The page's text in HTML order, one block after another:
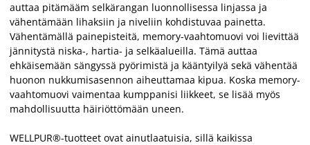
auttaa pitämääm selkärangan luonnollisessa linjassa ja
vähentämään lihaksiin ja niveliin kohdistuvaa painetta.
Vähentämällä painepisteitä, memory-vaahtomuovi voi lievittää
jännitystä niska-, hartia- ja selkäalueilla. Tämä auttaa
ehkäisemään sängyssä pyörimistä ja kääntyilyä sekä vähentää
huonon nukkumisasennon aiheuttamaa kipua. Koska memory-
vaahtomuovi vaimentaa kumppanisi liikkeet, se lisää myös
mahdollisuutta häiriöttömään uneen.
WELLPUR®-tuotteet ovat ainutlaatuisia, sillä kaikissa